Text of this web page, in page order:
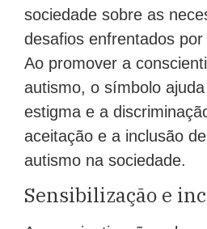
sociedade sobre as
desafios enfrentados
Ao promover a
autismo, o símbolo
estigma e a
aceitação e a inclusão
autismo na sociedade.
Sensibilização e